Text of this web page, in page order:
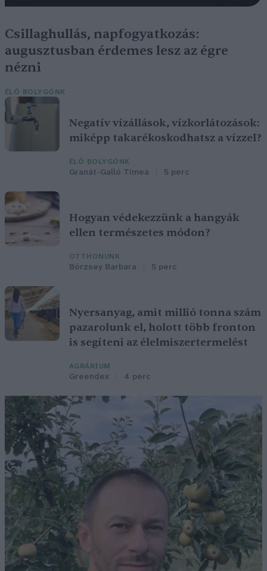
Csillaghullás, napfogyatkozás:
augusztusban érdemes lesz az égre
nézni
ÉLŐ BOLYGÓNK
Negatív vízállások, vízkorlátozások:
miképp takarékoskodhatsz a vízzel?
ÉLŐ BOLYGÓNK
Granát-Galló Tímea 5 perc
Hogyan védekezzünk a hangyák
ellen természetes módon?
OTTHONUNK
Börzsey Barbara 5 perc
Nyersanyag, amit millió tonna szám
pazarolunk el, holott több fronton
is segíteni az élelmiszertermelést
AGRÁRIUM
Greendex 4 perc